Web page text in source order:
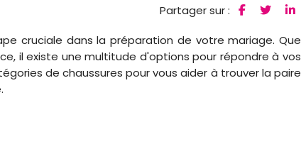
Partager sur :
cruciale dans la préparation de votre mariage. Que
il existe une multitude d'options pour répondre à vos
de chaussures pour vous aider à trouver la paire